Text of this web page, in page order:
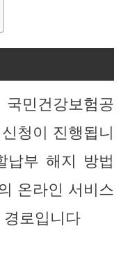
민건강보험공
청이 진행됩니
납부 해지 방법
온라인 서비스
로입니다